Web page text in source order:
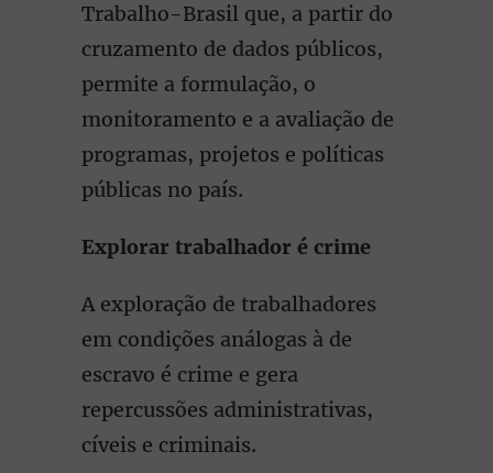
Trabalho-Brasil que, a partir do
cruzamento de dados públicos,
permite a formulação, o
monitoramento e a avaliação de
programas, projetos e políticas
públicas no país.
Explorar trabalhador é crime
A exploração de trabalhadores
em condições análogas à de
escravo é crime e gera
repercussões administrativas,
cíveis e criminais.